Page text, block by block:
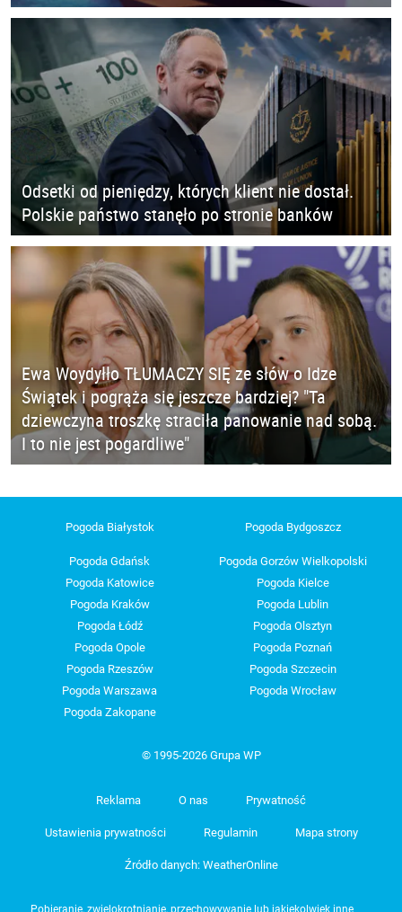
Odsetki od pieniędzy, których klient nie dostał.
Polskie państwo stanęło po stronie banków
Ewa Woydyłło TŁUMACZY SIĘ ze słów o Idze
Świątek i pogrąża się jeszcze bardziej? "Ta
dziewczyna troszkę straciła panowanie nad sobą.
I to nie jest pogardliwe"
Pogoda Białystok Pogoda Bydgoszcz
Pogoda Gdańsk
Pogoda Gorzów Wielkopolski
Pogoda Katowice
Pogoda Kielce
Pogoda Kraków
Pogoda Lublin
Pogoda Łódź
Pogoda Olsztyn
Pogoda Opole
Pogoda Poznań
Pogoda Rzeszów
Pogoda Szczecin
Pogoda Warszawa
Pogoda Wrocław
Pogoda Zakopane
© 1995-2026 Grupa WP
Reklama O nas Prywatność
Ustawienia prywatności Regulamin Mapa strony
Źródło danych: WeatherOnline
Pobieranie, zwielokrotnianie, przechowywanie lub jakiekolwiek inne